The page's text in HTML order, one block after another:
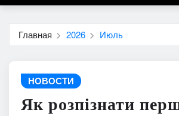
Главная 2026 Июль
НОВОСТИ
Як розпізнати